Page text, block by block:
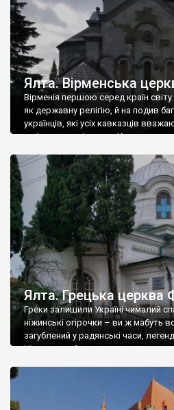
Ялта. Вірменська
Вірменія першою серед країн
як державну релігію, й на подив
українців, які усіх кавказців
є відданими вірянами Христа
Ялта. Грецька церква
Греки залишили Україні чималий
ніжинські огірочки – ви ж мабуть
загублений у радянські часи,
Ніжин греки?